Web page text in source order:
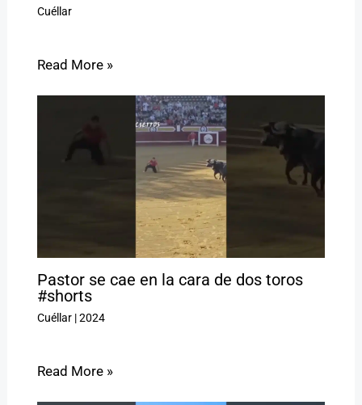
Cuéllar
Read More »
Pastor se cae en la cara de dos toros
#shorts
Cuéllar|2024
Read More »